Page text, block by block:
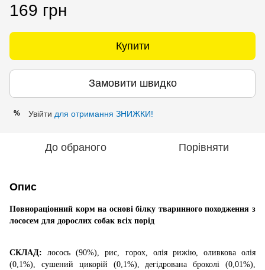
169 грн
Купити
Замовити швидко
% Увійти для отримання ЗНИЖКИ!
До обраного Порівняти
Опис
Повнораціонний корм на основі білку тваринного походження з
лососем для дорослих собак всіх порід
СКЛАД:лосось (90%), рис, горох, олія рижію, оливкова
олія
(0,1%), сушений цикорій (0,1%), дегідрована
броколі (0,01%),